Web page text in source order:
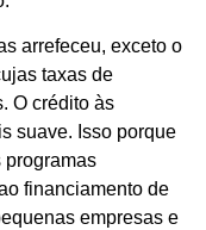
arrefeceu, exceto o
taxas de
O crédito às
suave. Isso porque
programas
financiamento de
empresas e